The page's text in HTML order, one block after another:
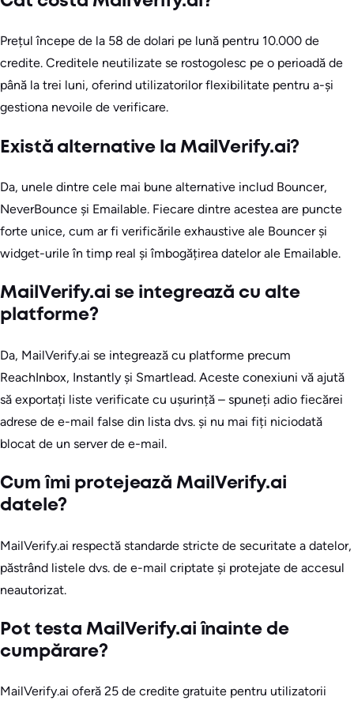
Prețul începe de la 58 de dolari pe lună pentru 10.000 de
credite. Creditele neutilizate se rostogolesc pe o perioadă de
până la trei luni, oferind utilizatorilor flexibilitate pentru a-și
gestiona nevoile de verificare.
Există alternative la MailVerify.ai?
Da, unele dintre cele mai bune alternative includ Bouncer,
NeverBounce și Emailable. Fiecare dintre acestea are puncte
forte unice, cum ar fi verificările exhaustive ale Bouncer și
widget-urile în timp real și îmbogățirea datelor ale Emailable.
MailVerify.ai se integrează cu alte
platforme?
Da, MailVerify.ai se integrează cu platforme precum
ReachInbox, Instantly și Smartlead. Aceste conexiuni vă ajută
să exportați liste verificate cu ușurință – spuneți adio fiecărei
adrese de e-mail false din lista dvs. și nu mai fiți niciodată
blocat de un server de e-mail.
Cum îmi protejează MailVerify.ai
datele?
MailVerify.ai respectă standarde stricte de securitate a datelor,
păstrând listele dvs. de e-mail criptate și protejate de accesul
neautorizat.
Pot testa MailVerify.ai înainte de
cumpărare?
MailVerify.ai oferă 25 de credite gratuite pentru utilizatorii